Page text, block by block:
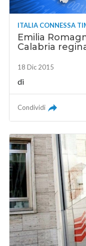
ITALIA CONNESSA
Emilia
Calabria
18 Dic 2015
di
Condividi